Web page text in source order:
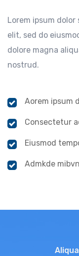
Lorem ipsum
elit, sed do
dolore magna
nostrud.
Aorem ipsum
Consectetur
Eiusmod
Admkde